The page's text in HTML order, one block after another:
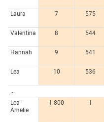
Laura
7 575
Valentina
8 544
Hannah
9 541
Lea
10 536
...
Lea-
Amelie
1.800 1